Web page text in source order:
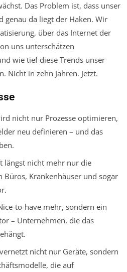
Das Problem ist, dass unser
genau da liegt der Haken. Wir
über das Internet der
uns unterschätzen
wie tief diese Trends unser
Nicht in zehn Jahren. Jetzt.
nicht nur Prozesse optimieren,
neu definieren – und das
längst nicht mehr nur die
Büros, Krankenhäuser und sogar
to-have mehr, sondern ein
– Unternehmen, die das
nicht nur Geräte, sondern
die auf